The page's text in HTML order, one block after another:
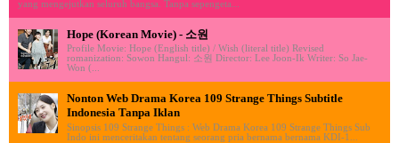
yang mengejutkan seluruh bangsa. Tanpa sepengeta...
Hope (Korean Movie) - 소원
Profile Movie: Hope (English title) / Wish (literal title) Revised
romanization: Sowon Hangul: 소원 Director: Lee Joon-Ik Writer: So Jae-
Won (...
Nonton Web Drama Korea 109 Strange Things Subtitle
Indonesia Tanpa Iklan
Sinopsis 109 Strange Things : Web Drama Korea 109 Strange Things Sub
Indo ini menceritakan tentang seorang pria bernama bernama KDI-1...